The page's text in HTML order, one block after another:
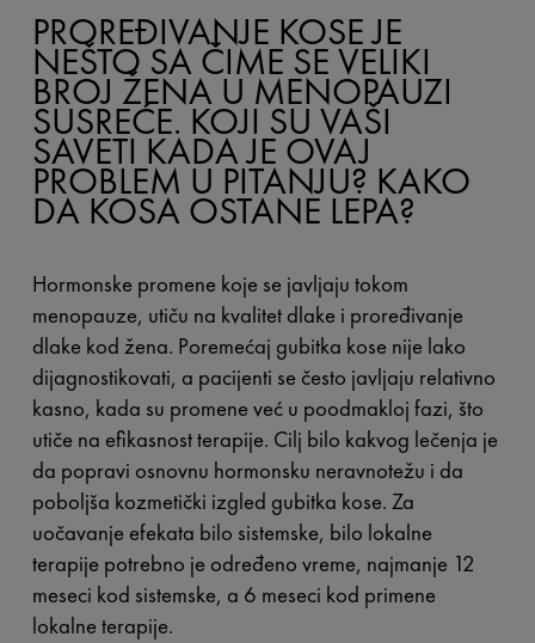
PROREĐIVANJE KOSE JE
NEŠTO SA ČIME SE VELIKI
BROJ ŽENA U MENOPAUZI
SUSREĆE. KOJI SU VAŠI
SAVETI KADA JE OVAJ
PROBLEM U PITANJU? KAKO
DA KOSA OSTANE LEPA?
Hormonske promene koje se javljaju tokom
menopauze, utiču na kvalitet dlake i proređivanje
dlake kod žena. Poremećaj gubitka kose nije lako
dijagnostikovati, a pacijenti se često javljaju relativno
kasno, kada su promene već u poodmakloj fazi, što
utiče na efikasnost terapije. Cilj bilo kakvog lečenja je
da popravi osnovnu hormonsku neravnotežu i da
poboljša kozmetički izgled gubitka kose. Za
uočavanje efekata bilo sistemske, bilo lokalne
terapije potrebno je određeno vreme, najmanje 12
meseci kod sistemske, a 6 meseci kod primene
lokalne terapije.